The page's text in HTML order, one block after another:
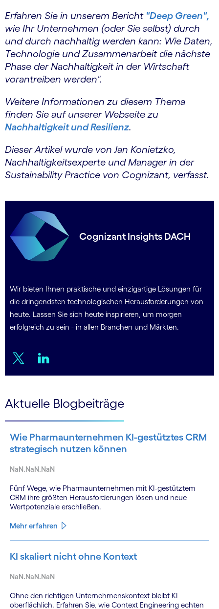
Erfahren Sie in unserem Bericht "Deep Green",
wie Ihr Unternehmen (oder Sie selbst) durch
und durch nachhaltig werden kann: Wie Daten,
Technologie und Zusammenarbeit die nächste
Phase der Nachhaltigkeit in der Wirtschaft
vorantreiben werden".
Weitere Informationen zu diesem Thema
finden Sie auf unserer Webseite zu
Nachhaltigkeit und Resilienz.
Dieser Artikel wurde von Jan Konietzko,
Nachhaltigkeitsexperte und Manager in der
Sustainability Practice von Cognizant, verfasst.
Cognizant Insights DACH
Wir bieten Ihnen praktische und einzigartige Lösungen für
die dringendsten technologischen Herausforderungen von
heute. Lassen Sie sich heute inspirieren, um morgen
erfolgreich zu sein - in allen Branchen und Märkten.
Aktuelle Blogbeiträge
Wie Pharmaunternehmen KI-gestütztes CRM
strategisch nutzen können
NaN.NaN.NaN
Fünf Wege, wie Pharmaunternehmen mit KI-gestütztem
CRM ihre größten Herausforderungen lösen und neue
Wertpotenziale erschließen.
Mehr erfahren
KI skaliert nicht ohne Kontext
NaN.NaN.NaN
Ohne den richtigen Unternehmenskontext bleibt KI
oberflächlich. Erfahren Sie, wie Context Engineering echten